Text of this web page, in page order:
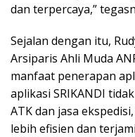
dan terpercaya,”
Sejalan dengan itu,
Arsiparis Ahli Muda
manfaat penerapan
aplikasi SRIKANDI
ATK dan jasa
lebih efisien dan